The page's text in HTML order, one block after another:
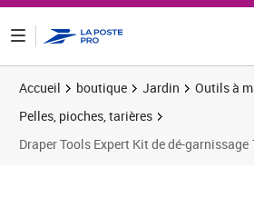
Accueil boutique Jardin
Outils à
Pelles, pioches, tarières
Draper Tools Expert Kit de dé-